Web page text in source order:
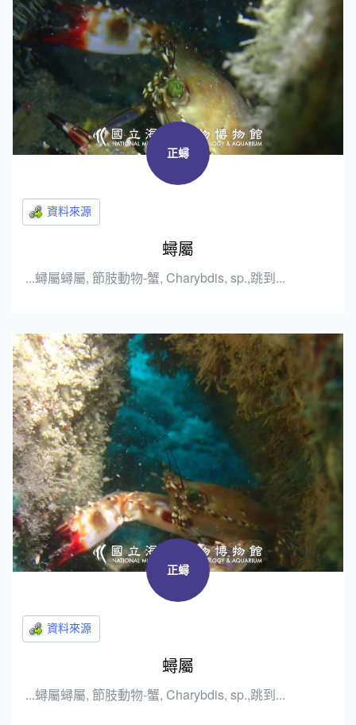
正蟳
蟳屬
...蟳屬蟳屬, 節肢動物-蟹, Charybdis, sp.,跳到...
正蟳
蟳屬
...蟳屬蟳屬, 節肢動物-蟹, Charybdis, sp.,跳到...